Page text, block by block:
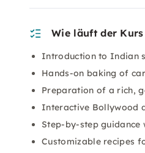
Wie läuft der Kurs
Introduction to Indian
Hands-on baking of
Preparation of a rich,
Interactive Bollywood
Step-by-step
Customizable recipes